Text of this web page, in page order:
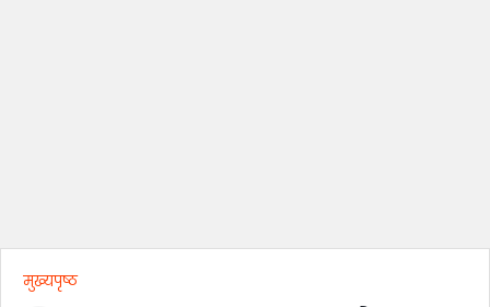
मुख्यपृष्ठ